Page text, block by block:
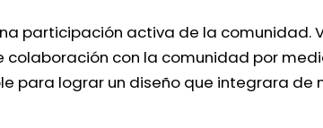
participación activa de la comunidad.
colaboración con la comunidad por
para lograr un diseño que integrara